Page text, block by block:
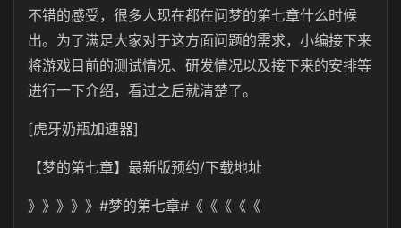
不错的感受，很多人现在都在问梦的第七章什么时候
出。为了满足大家对于这方面问题的需求，小编接下来
将游戏目前的测试情况、研发情况以及接下来的安排等
进行一下介绍，看过之后就清楚了。
[虎牙奶瓶加速器]
【梦的第七章】最新版预约/下载地址
》》》》》#梦的第七章#《《《《《